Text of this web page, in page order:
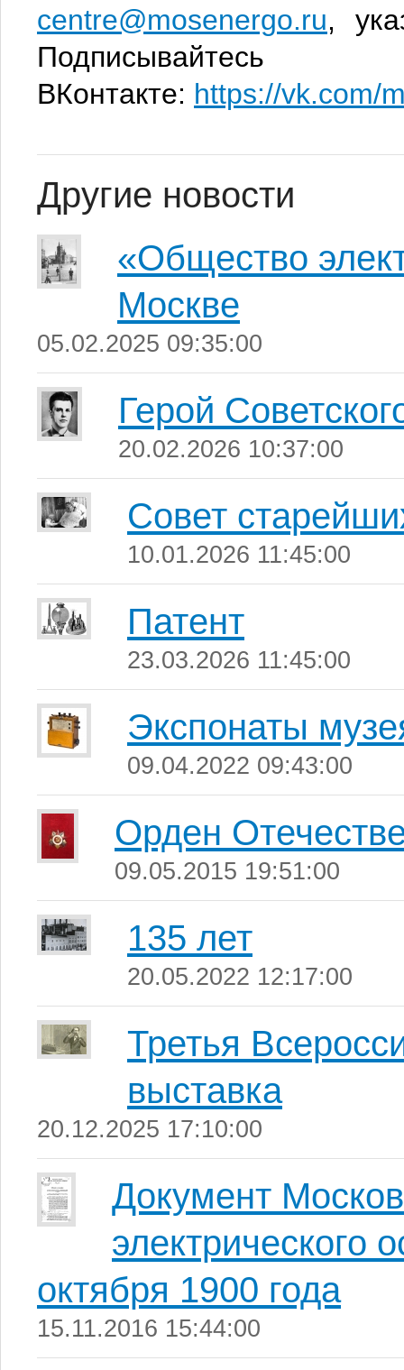
centre@mosenergo.ru,
ВКонтакте: https://vk.com/
Другие новости
«Общество
Москве
05.02.2025 09:35:00
Герой
20.02.2026 10:37:00
Совет
10.01.2026 11:45:00
Патент
23.03.2026 11:45:00
Экспонаты
09.04.2022 09:43:00
Орден
09.05.2015 19:51:00
135 лет
20.05.2022 12:17:00
Третья
выставка
20.12.2025 17:10:00
Документ
электрического
октября 1900 года
15.11.2016 15:44:00